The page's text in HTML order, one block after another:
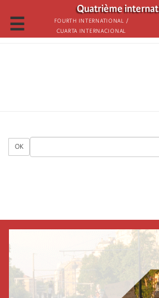
Quatrième
Fourth International /
Cuarta Internacional
☰
OK